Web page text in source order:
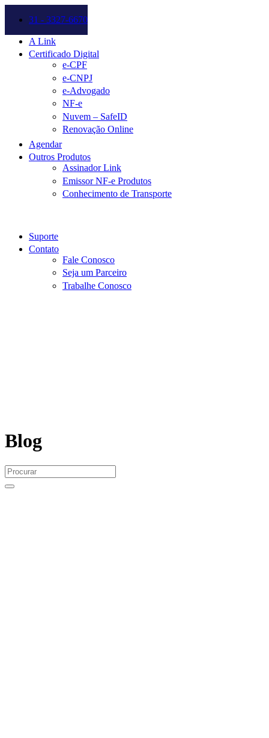
31 - 3327-6670
A Link
Certificado Digital
e-CPF
e-CNPJ
e-Advogado
NF-e
Nuvem – SafeID
Renovação Online
Agendar
Outros Produtos
Assinador Link
Emissor NF-e Produtos
Conhecimento de Transporte
Suporte
Contato
Fale Conosco
Seja um Parceiro
Trabalhe Conosco
Blog